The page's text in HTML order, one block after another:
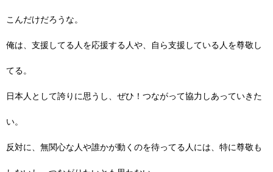
こんだけだろうな。
俺は、支援してる人を応援する人や、自ら支援している人を尊敬し
てる。
日本人として誇りに思うし、ぜひ！つながって協力しあっていきた
い。
反対に、無関心な人や誰かが動くのを待ってる人には、特に尊敬も